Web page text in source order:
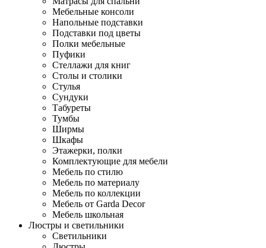
Мебельные консоли
Напольные подставки
Подставки под цветы
Полки мебельные
Пуфики
Стеллажи для книг
Столы и столики
Стулья
Сундуки
Табуреты
Тумбы
Ширмы
Шкафы
Этажерки, полки
Комплектующие для мебели
Мебель по стилю
Мебель по материалу
Мебель по коллекции
Мебель от Garda Decor
Мебель школьная
Люстры и светильники
Светильники